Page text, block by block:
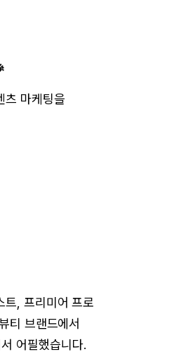
츠 마케팅을
, 프리미어 프로
티 브랜드에서
어필했습니다.